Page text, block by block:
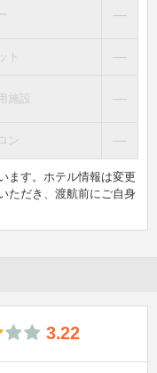
―
ト ―
施設 ―
ン ―
ます。ホテル情報は変更
ただき、渡航前にご自身
3.22